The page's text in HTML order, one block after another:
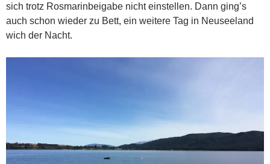
sich trotz Rosmarinbeigabe nicht einstellen. Dann ging’s
auch schon wieder zu Bett, ein weitere Tag in Neuseeland
wich der Nacht.